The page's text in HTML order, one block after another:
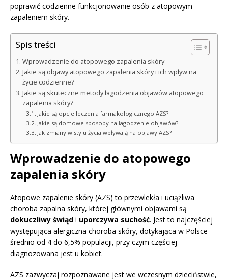
poprawić codzienne funkcjonowanie osób z atopowym
zapaleniem skóry.
Spis treści
Wprowadzenie do atopowego zapalenia skóry
Jakie są objawy atopowego zapalenia skóry i ich wpływ na
życie codzienne?
Jakie są skuteczne metody łagodzenia objawów atopowego
zapalenia skóry?
Jakie są opcje leczenia farmakologicznego AZS?
Jakie są domowe sposoby na łagodzenie objawów?
Jak zmiany w stylu życia wpływają na objawy AZS?
Wprowadzenie do atopowego
zapalenia skóry
Atopowe zapalenie skóry (AZS) to przewlekła i uciążliwa
choroba zapalna skóry, której głównymi objawami są
dokuczliwy świąd i uporczywa suchość. Jest to najczęściej
występująca alergiczna choroba skóry, dotykająca w Polsce
średnio od 4 do 6,5% populacji, przy czym częściej
diagnozowana jest u kobiet.
AZS zazwyczaj rozpoznawane jest we wczesnym dzieciństwie,